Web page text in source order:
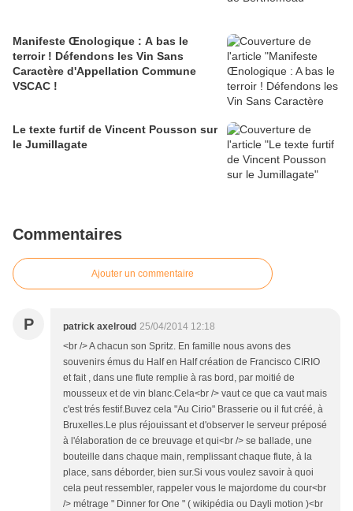
Manifeste Œnologique : A bas le
terroir ! Défendons les Vin Sans
Caractère d'Appellation Commune
VSCAC !
Le texte furtif de Vincent Pousson sur
le Jumillagate
Commentaires
Ajouter un commentaire
P patrick axelroud 25/04/2014 12:18
<br /> A chacun son Spritz. En famille nous avons des
souvenirs émus du Half en Half création de Francisco CIRIO
et fait , dans une flute remplie à ras bord, par moitié de
mousseux et de vin blanc.Cela<br /> vaut ce que ca vaut mais
c'est trés festif.Buvez cela "Au Cirio" Brasserie ou il fut créé, à
Bruxelles.Le plus réjouissant et d'observer le serveur préposé
à l'élaboration de ce breuvage et qui<br /> se ballade, une
bouteille dans chaque main, remplissant chaque flute, à la
place, sans déborder, bien sur.Si vous voulez savoir à quoi
cela peut ressembler, rappeler vous le majordome du cour<br
/> métrage " Dinner for One " ( wikipédia ou Dayli motion )<br